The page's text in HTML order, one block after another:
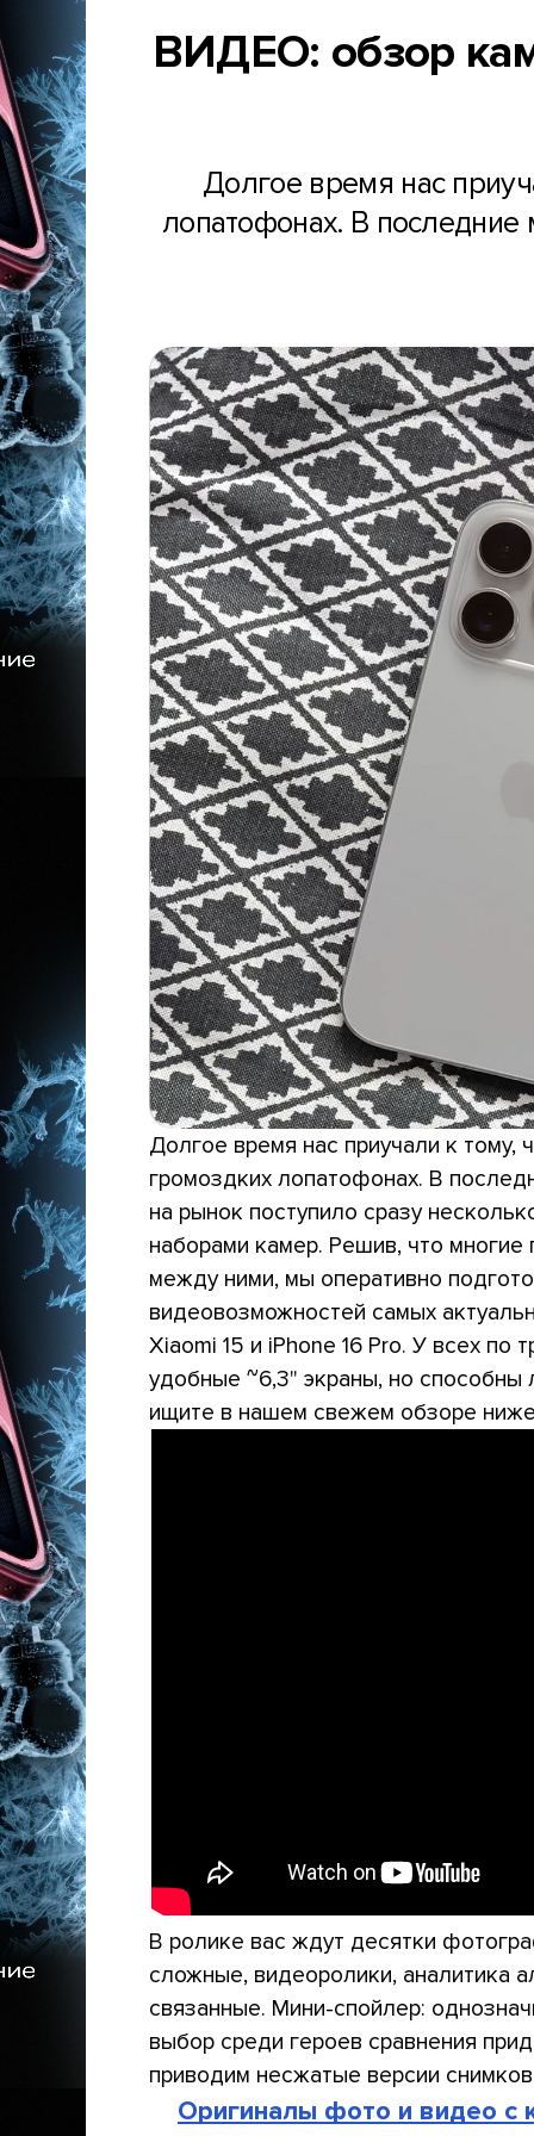
ВИДЕО: обзор
Долгое время нас
лопатофонах. В последние
Долгое время нас приучали к
громоздких лопатофонах. В
на рынок поступило сразу
наборами камер. Решив, что
между ними, мы оперативно
видеовозможностей самых
Xiaomi 15 и iPhone 16 Pro. У всех по
удобные ~6,3" экраны, но способны
ищите в нашем свежем обзоре
В ролике вас ждут десятки
сложные, видеоролики, аналитика
связанные. Мини-спойлер:
выбор среди героев сравнения
приводим несжатые версии
Оригиналы фото и видео с